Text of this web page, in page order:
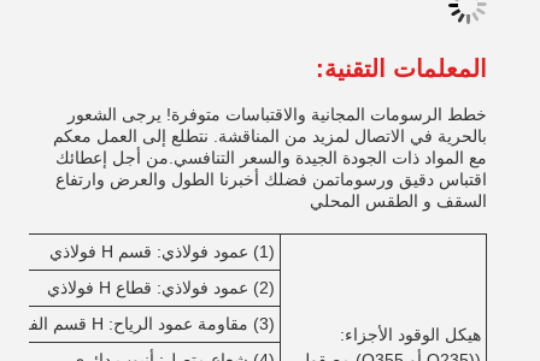
المعلمات التقنية:
خطط الرسومات المجانية والاقتباسات متوفرة! يرجى الشعور
بالحرية في الاتصال لمزيد من المناقشة. نتطلع إلى العمل معكم
مع المواد ذات الجودة الجيدة والسعر التنافسي.من أجل إعطائك
اقتباس دقيق ورسوماتمن فضلك أخبرنا الطول والعرض وارتفاع
السقف و الطقس المحلي
هيكل الوقود الأجزاء:
(1) عمود فولاذي: قسم H فولاذي
(2) عمود فولاذي: قطاع H فولاذي
(3) مقاومة عمود الرياح: H قسم الفولاذ